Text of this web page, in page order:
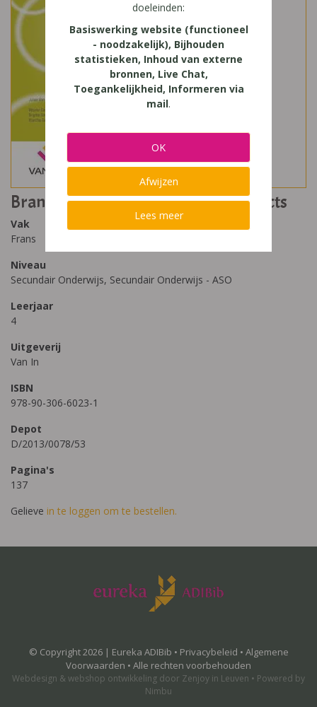
Branché 4 ASO édition révisée contacts
Vak
Frans
Niveau
Secundair Onderwijs, Secundair Onderwijs - ASO
Leerjaar
4
Uitgeverij
Van In
ISBN
978-90-306-6023-1
Depot
D/2013/0078/53
Pagina's
137
Gelieve in te loggen om te bestellen.
© Copyright 2026 | Eureka ADIBib • Privacybeleid • Algemene
Voorwaarden • Alle rechten voorbehouden
Webdesign & webshop ontwikkeling door Zenjoy in Leuven • Powered by
Nimbu
doeleinden:
Basiswerking website (functioneel
- noodzakelijk), Bijhouden
statistieken, Inhoud van externe
bronnen, Live Chat,
Toegankelijkheid, Informeren via
mail.
OK
Afwijzen
Lees meer